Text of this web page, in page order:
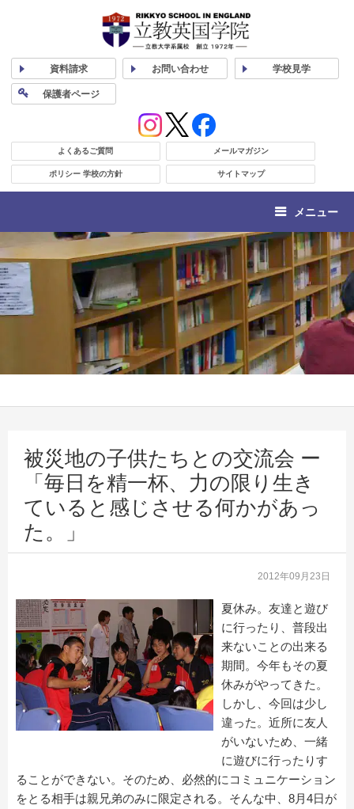
資料請求 お問い合わせ 学校見学
保護者ページ
よくあるご質問 メールマガジン
ポリシー 学校の方針 サイトマップ
メニュー
被災地の子供たちとの交流会 ー
「毎日を精一杯、力の限り生き
ていると感じさせる何かがあっ
た。」
2012年09月23日
夏休み。友達と遊び
に行ったり、普段出
来ないことの出来る
期間。今年もその夏
休みがやってきた。
しかし、今回は少し
違った。近所に友人
がいないため、一緒
に遊びに行ったりす
ることができない。そのため、必然的にコミュニケーション
をとる相手は親兄弟のみに限定される。そんな中、8月4日が